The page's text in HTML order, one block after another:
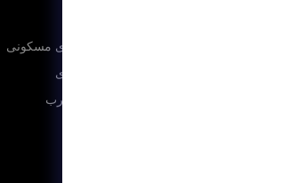
ارائه دهنده راه حل
جهان
ذخیره سازی انرژی مسکونی
ذخیره سازی انرژی
جایگزینی اسید سرب